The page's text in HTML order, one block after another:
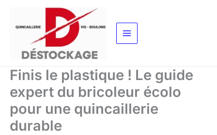
contenu
Finis le plastique ! Le guide
expert du bricoleur écolo
pour une quincaillerie
durable